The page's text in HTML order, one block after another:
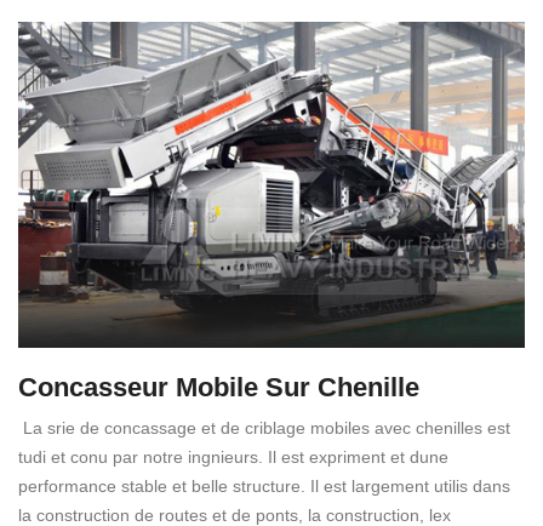
Concasseur Mobile Sur Chenille
La srie de concassage et de criblage mobiles avec chenilles est
tudi et conu par notre ingnieurs. Il est expriment et dune
performance stable et belle structure. Il est largement utilis dans
la construction de routes et de ponts, la construction, lex